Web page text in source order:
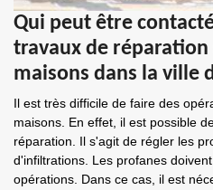
Qui peut être
travaux de
maisons dans la ville
Il est très difficile de faire des
maisons. En effet, il est possible
réparation. Il s'agit de régler les
d'infiltrations. Les profanes
opérations. Dans ce cas, il est